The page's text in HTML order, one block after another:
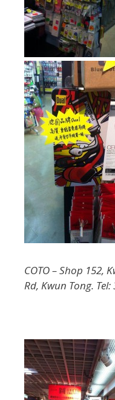
COTO – Shop 152,
Rd, Kwun Tong. Tel: